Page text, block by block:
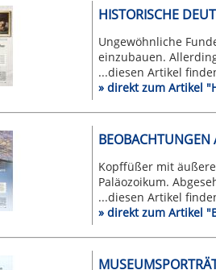
HISTORISCHE
Ungewöhnliche
einzubauen.
...diesen Artikel
» direkt zum Artikel
BEOBACHTUNGEN
Kopffüßer mit
Paläozoikum.
...diesen Artikel
» direkt zum Artikel